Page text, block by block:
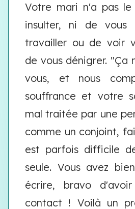
Votre mari n'a pas
insulter, ni de vous
travailler ou de voir
de vous dénigrer. "Ça
vous, et nous
souffrance et votre
mal traitée par une
comme un conjoint,
est parfois difficile
seule. Vous avez
écrire, bravo
contact ! Voilà un